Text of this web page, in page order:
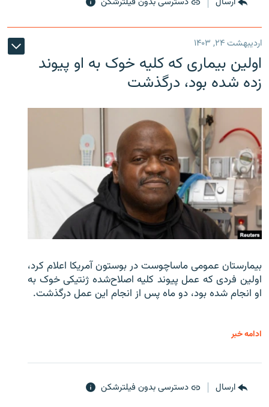
اردیبهشت ۲۴, ۱۴۰۳
اولین بیماری که کلیه خوک به او پیوند
زده شده بود، درگذشت
بیمارستان عمومی ماساچوست در بوستون آمریکا اعلام کرد،
اولین فردی که عمل پیوند کلیه اصلاح‌شده ژنتیکی خوک به
او انجام شده بود، دو ماه پس از انجام این عمل درگذشت.
ادامه خبر
ارسال دسترسی بدون فیلترشکن